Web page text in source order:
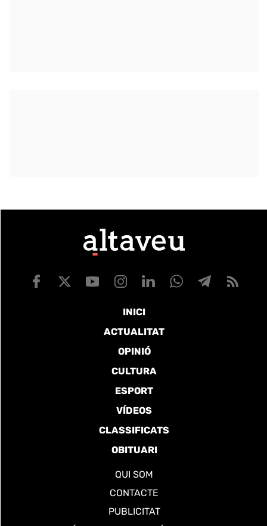
INICI
ACTUALITAT
OPINIÓ
CULTURA
ESPORT
VÍDEOS
CLASSIFICATS
OBITUARI
QUI SOM
CONTACTE
PUBLICITAT